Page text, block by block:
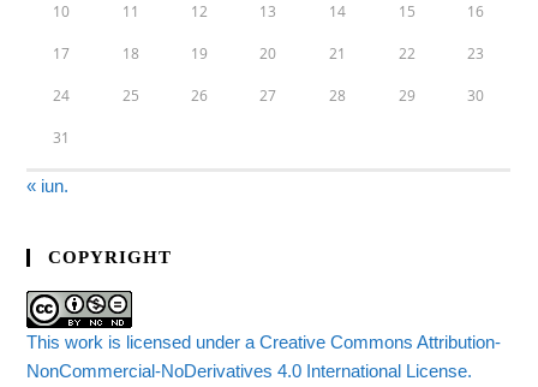
10 11 12 13 14 15 16
17 18 19 20 21 22 23
24 25 26 27 28 29 30
31
« iun.
COPYRIGHT
This work is licensed under a Creative Commons Attribution-
NonCommercial-NoDerivatives 4.0 International License.